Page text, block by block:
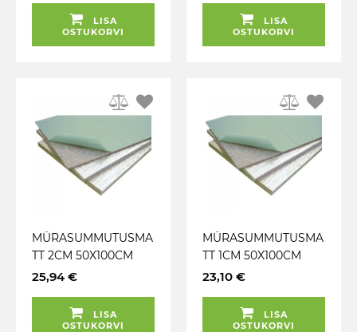
LISA
OSTUKORVI
LISA
OSTUKORVI
MÜRASUMMUTUSMA
TT 2CM 50X100CM
FOOLIUM
25,94 €
LISA
OSTUKORVI
MÜRASUMMUTUSMA
TT 1CM 50X100CM
FOOLIUM
23,10 €
LISA
OSTUKORVI